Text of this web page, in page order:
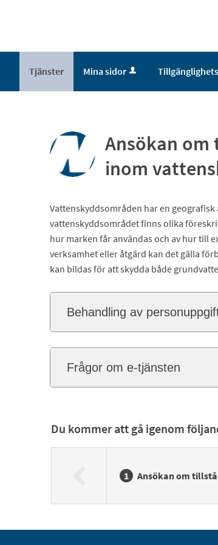
Tjänster Mina sidor
Ansökan
inom
Vattenskyddsområden har en
vattenskyddsområdet finns olika
hur marken får användas och av hur till
verksamhet eller åtgärd kan det gälla
kan bildas för att skydda både
Behandling av
Frågor om e-tjänsten
Du kommer att gå igenom
Ansökan om